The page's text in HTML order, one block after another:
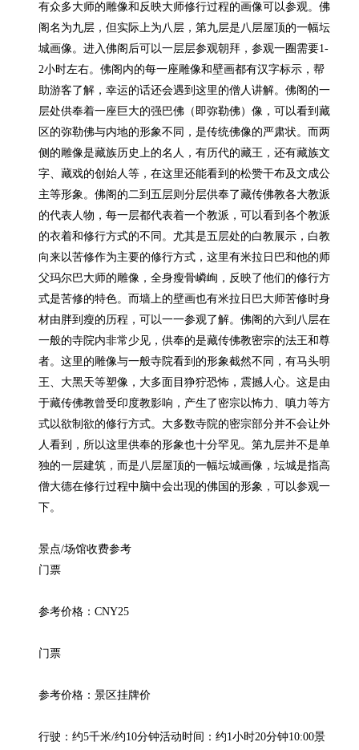
有众多大师的雕像和反映大师修行过程的画像可以参观。佛
阁名为九层，但实际上为八层，第九层是八层屋顶的一幅坛
城画像。进入佛阁后可以一层层参观朝拜，参观一圈需要1-
2小时左右。佛阁内的每一座雕像和壁画都有汉字标示，帮
助游客了解，幸运的话还会遇到这里的僧人讲解。佛阁的一
层处供奉着一座巨大的强巴佛（即弥勒佛）像，可以看到藏
区的弥勒佛与内地的形象不同，是传统佛像的严肃状。而两
侧的雕像是藏族历史上的名人，有历代的藏王，还有藏族文
字、藏戏的创始人等，在这里还能看到的松赞干布及文成公
主等形象。佛阁的二到五层则分层供奉了藏传佛教各大教派
的代表人物，每一层都代表着一个教派，可以看到各个教派
的衣着和修行方式的不同。尤其是五层处的白教展示，白教
向来以苦修作为主要的修行方式，这里有米拉日巴和他的师
父玛尔巴大师的雕像，全身瘦骨嶙峋，反映了他们的修行方
式是苦修的特色。而墙上的壁画也有米拉日巴大师苦修时身
材由胖到瘦的历程，可以一一参观了解。佛阁的六到八层在
一般的寺院内非常少见，供奉的是藏传佛教密宗的法王和尊
者。这里的雕像与一般寺院看到的形象截然不同，有马头明
王、大黑天等塑像，大多面目狰狞恐怖，震撼人心。这是由
于藏传佛教曾受印度教影响，产生了密宗以怖力、嗔力等方
式以欲制欲的修行方式。大多数寺院的密宗部分并不会让外
人看到，所以这里供奉的形象也十分罕见。第九层并不是单
独的一层建筑，而是八层屋顶的一幅坛城画像，坛城是指高
僧大德在修行过程中脑中会出现的佛国的形象，可以参观一
下。
景点/场馆收费参考
门票
参考价格：CNY25
门票
参考价格：景区挂牌价
行驶：约5千米/约10分钟活动时间：约1小时20分钟10:00景